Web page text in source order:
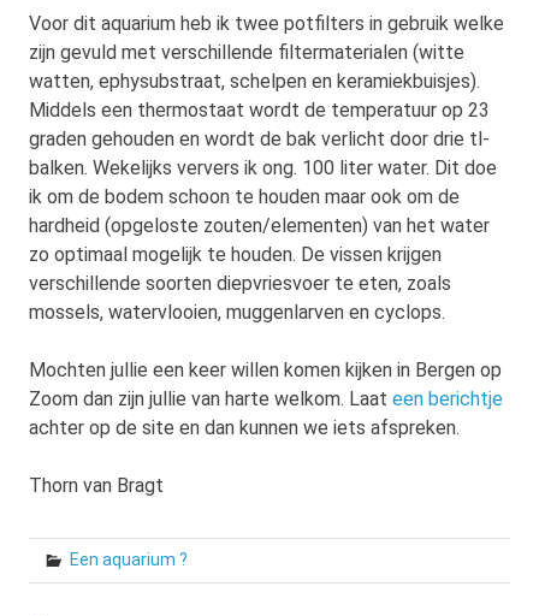
Voor dit aquarium heb ik twee potfilters in gebruik welke
zijn gevuld met verschillende filtermaterialen (witte
watten, ephysubstraat, schelpen en keramiekbuisjes).
Middels een thermostaat wordt de temperatuur op 23
graden gehouden en wordt de bak verlicht door drie tl-
balken. Wekelijks ververs ik ong. 100 liter water. Dit doe
ik om de bodem schoon te houden maar ook om de
hardheid (opgeloste zouten/elementen) van het water
zo optimaal mogelijk te houden. De vissen krijgen
verschillende soorten diepvriesvoer te eten, zoals
mossels, watervlooien, muggenlarven en cyclops.
Mochten jullie een keer willen komen kijken in Bergen op
Zoom dan zijn jullie van harte welkom. Laat een berichtje
achter op de site en dan kunnen we iets afspreken.
Thorn van Bragt
Een aquarium ?